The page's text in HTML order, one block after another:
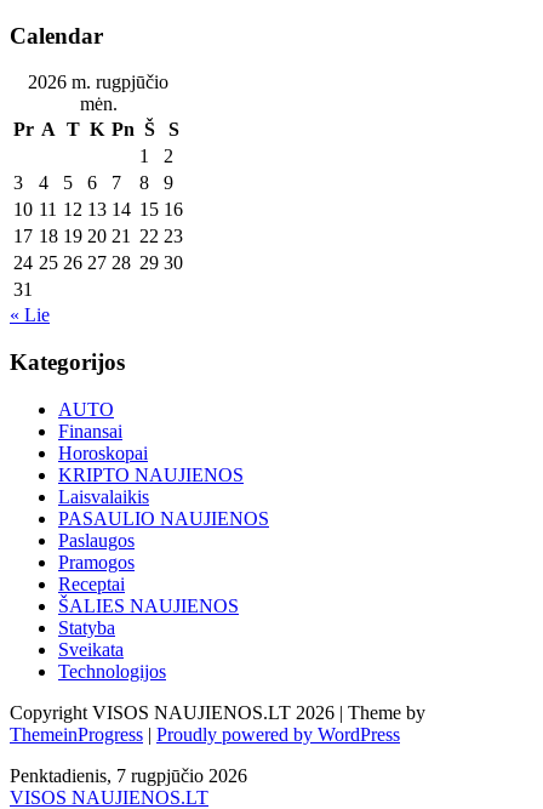
Calendar
2026 m. rugpjūčio
mėn.
Pr A T K Pn Š
S
1
2
3
4 5 6 7 8
9
10 11 12 13 14 15 16
17 18 19 20 21 22 23
24 25 26 27 28 29 30
31
« Lie
Kategorijos
AUTO
Finansai
Horoskopai
KRIPTO NAUJIENOS
Laisvalaikis
PASAULIO NAUJIENOS
Paslaugos
Pramogos
Receptai
ŠALIES NAUJIENOS
Statyba
Sveikata
Technologijos
Copyright VISOS NAUJIENOS.LT 2026 | Theme by
ThemeinProgress | Proudly powered by WordPress
Penktadienis, 7 rugpjūčio 2026
VISOS NAUJIENOS.LT